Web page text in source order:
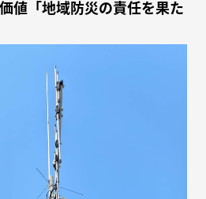
値「地域防災の責任を果た